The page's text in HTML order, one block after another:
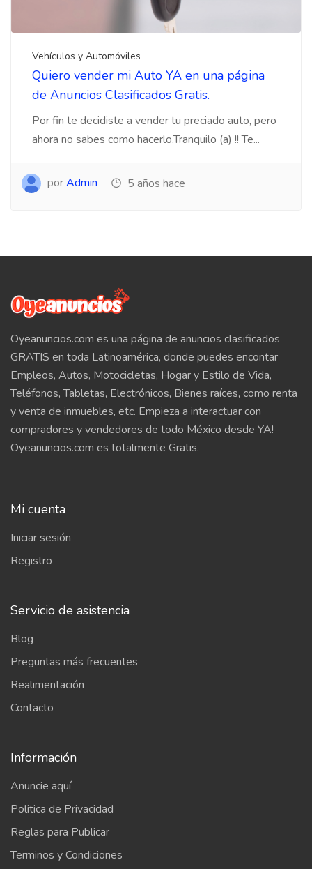
Vehículos y Automóviles
Quiero vender mi Auto YA en una página
de Anuncios Clasificados Gratis.
Por fin te decidiste a vender tu preciado auto, pero
ahora no sabes como hacerlo.Tranquilo (a) !! Te...
porAdmin 5 años hace
Oyeanuncios.com es una página de anuncios clasificados
GRATIS en toda Latinoamérica, donde puedes encontar
Empleos, Autos, Motocicletas, Hogar y Estilo de Vida,
Teléfonos, Tabletas, Electrónicos, Bienes raíces, como renta
y venta de inmuebles, etc. Empieza a interactuar con
compradores y vendedores de todo México desde YA!
Oyeanuncios.com es totalmente Gratis.
Mi cuenta
Iniciar sesión
Registro
Servicio de asistencia
Blog
Preguntas más frecuentes
Realimentación
Contacto
Información
Anuncie aquí
Politica de Privacidad
Reglas para Publicar
Terminos y Condiciones